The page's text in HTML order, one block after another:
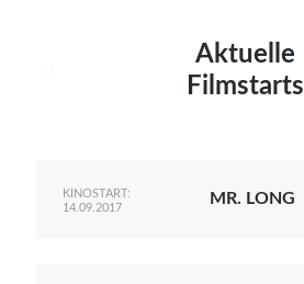
Aktuelle
Filmstarts
KINOSTART:
14.09.2017
MR. LONG